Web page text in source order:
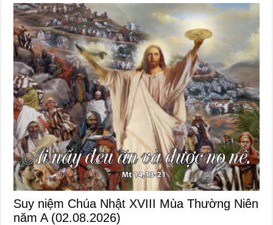
Suy niệm Chúa Nhật XVIII Mùa Thường Niên
năm A (02.08.2026)